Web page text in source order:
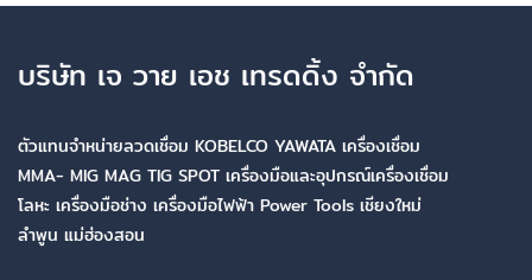
บริษัท เจ วาย เอช เทรดดิ้ง จำกัด
ตัวแทนจำหน่ายลวดเชื่อม KOBELCO YAWATA เครื่องเชื่อม
MMA- MIG MAG TIG SPOT เครื่องมือและอุปกรณ์เครื่องเชื่อม
โลหะ เครื่องมือช่าง เครื่องมือไฟฟ้า Power Tools เชียงใหม่
ลำพูน แม่ฮ่องสอน